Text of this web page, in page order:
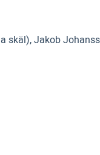
skäl), Jakob